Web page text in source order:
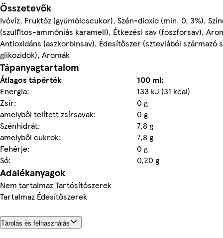
Összetevők
Ivóvíz, Fruktóz (gyümölcscukor), Szén-dioxid (min. 0, 3%),
(szulfitos-ammóniás karamell), Étkezési sav (foszforsav),
Antioxidáns (aszkorbinsav), Édesítőszer (szteviából származó
glikozidok), Aromák
Tápanyagtartalom
Átlagos tápérték
100 ml:
Energia:
133 kJ (31 kcal)
Zsír:
0 g
amelyből telített zsírsavak:
0 g
Szénhidrát:
7,8 g
amelyből cukrok:
7,8 g
Fehérje:
0 g
Só:
0,20 g
Adalékanyagok
Nem tartalmaz Tartósítószerek
Tartalmaz Édesítőszerek
Tárolás és felhasználás